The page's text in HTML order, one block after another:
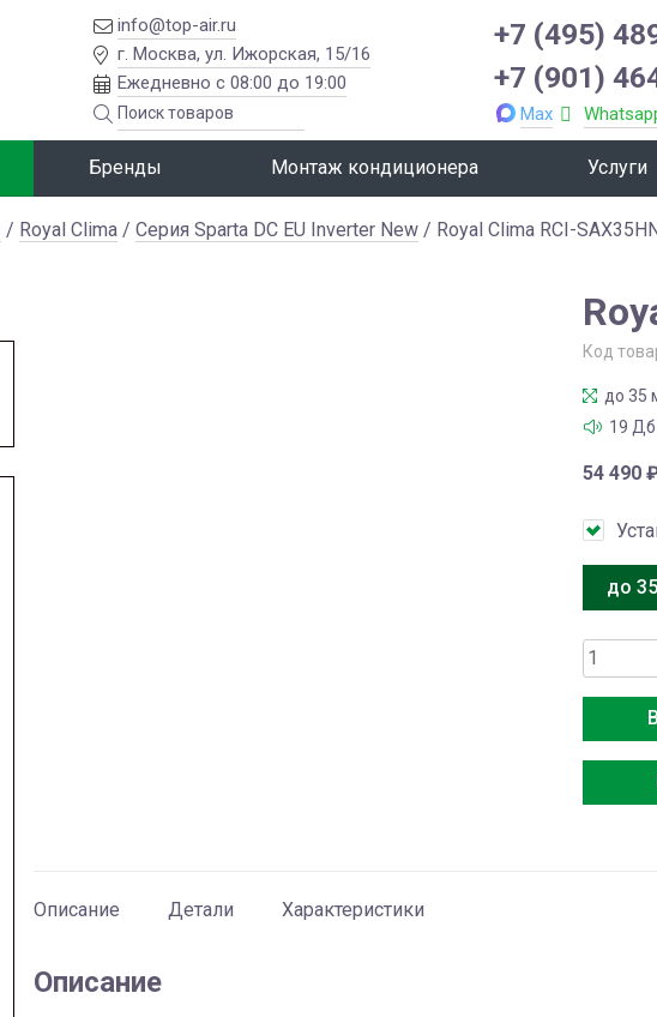
info@top-air.ru
г. Москва, ул. Ижорская, 15/16
Ежедневно с 08:00 до 19:00
+7 (495)
+7 (901)
Max
Бренды Монтаж кондиционера Услуги
/ Royal Clima / Серия Sparta DC EU Inverter New / Royal Clima RCI-SAX35HN
Код
до 35
19 Дб
54 490
до
товара
Clima
RCI-
Описание Детали Характеристики
Описание